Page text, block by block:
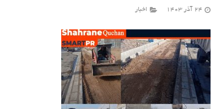
24 آذر 1403 اخبار